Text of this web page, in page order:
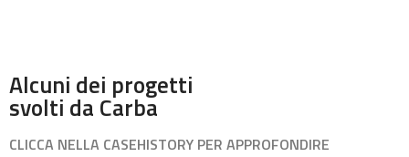
Alcuni dei progetti
svolti da Carba
CLICCA NELLA CASEHISTORY PER APPROFONDIRE